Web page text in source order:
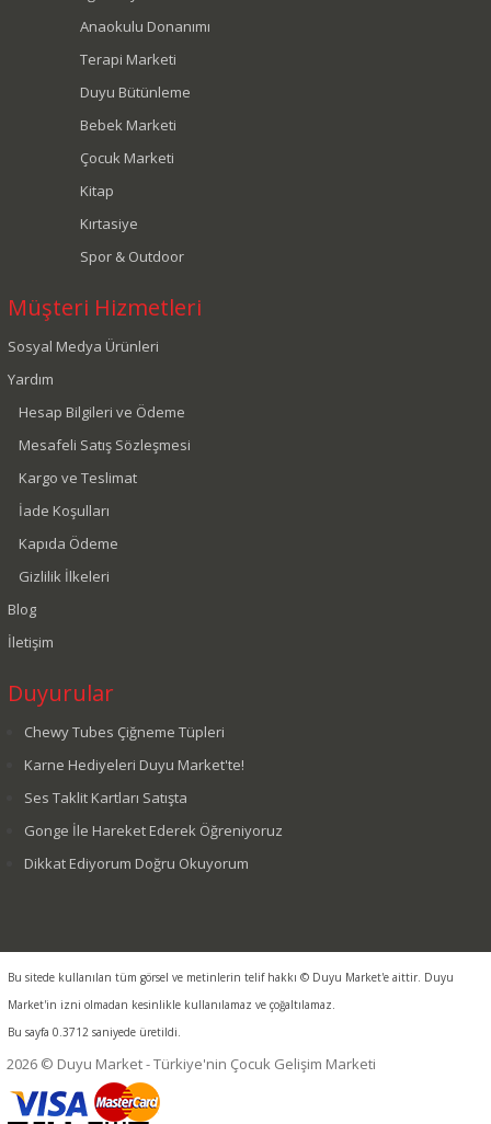
Anaokulu Donanımı
Terapi Marketi
Duyu Bütünleme
Bebek Marketi
Çocuk Marketi
Kitap
Kırtasiye
Spor & Outdoor
Müşteri Hizmetleri
Sosyal Medya Ürünleri
Yardım
Hesap Bilgileri ve Ödeme
Mesafeli Satış Sözleşmesi
Kargo ve Teslimat
İade Koşulları
Kapıda Ödeme
Gizlilik İlkeleri
Blog
İletişim
Duyurular
Chewy Tubes Çiğneme Tüpleri
Karne Hediyeleri Duyu Market'te!
Ses Taklit Kartları Satışta
Gonge İle Hareket Ederek Öğreniyoruz
Dikkat Ediyorum Doğru Okuyorum
Bu sitede kullanılan tüm görsel ve metinlerin telif hakkı © Duyu Market'e aittir. Duyu
Market'in izni olmadan kesinlikle kullanılamaz ve çoğaltılamaz.
Bu sayfa 0.3712 saniyede üretildi.
2026 © Duyu Market - Türkiye'nin Çocuk Gelişim Marketi